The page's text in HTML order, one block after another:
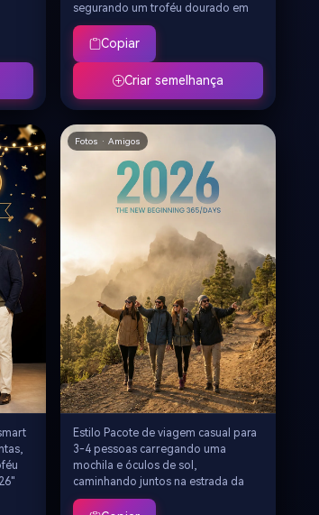
segurando um troféu dourado em
pé, atrás dela flutuando no céu com
um gigante luminoso "2026", fundo
gradiente escuro com luzes bokeh
douradas e estrelas, "Feliz Ano
Novo-365 dias de novo começo"
claramente visível, tema de
celebração de realizações
familiares, iluminação de retrato de
estúdio
Copiar
Criar semelhança
Fotos · Amigos
Estilo Pacote de viagem casual para
3-4 pessoas carregando uma
mochila e óculos de sol,
caminhando juntos na estrada da
montanha, atrás deles estão os